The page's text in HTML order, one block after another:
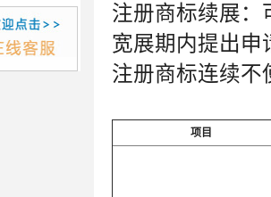
注册商标续展：
宽展期内提出申
注册商标连续不
项目